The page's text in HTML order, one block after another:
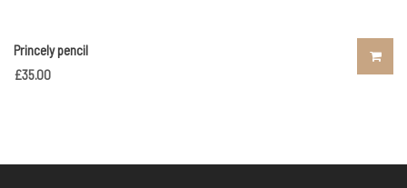
Princely pencil
£35.00